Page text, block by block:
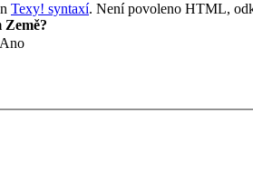
Texy! syntaxí. Není povoleno HTML,
Země?
Ano